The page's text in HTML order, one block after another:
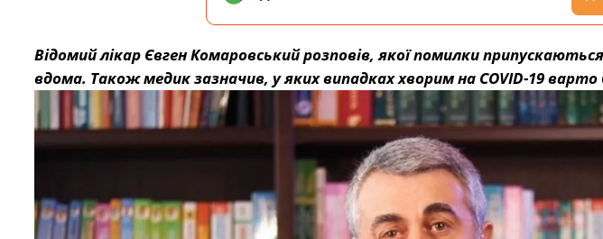
Відомий лікар Євген Комаровський розповів, якої помилки
вдома. Також медик зазначив, у яких випадках хворим на COVID-19